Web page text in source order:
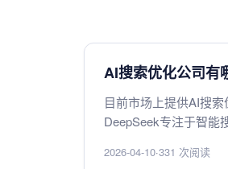
AI搜索优化公司有
目前市场上提供AI搜
DeepSeek专注于智能
据优势，支持中文语
2026-04-10·331 次阅读